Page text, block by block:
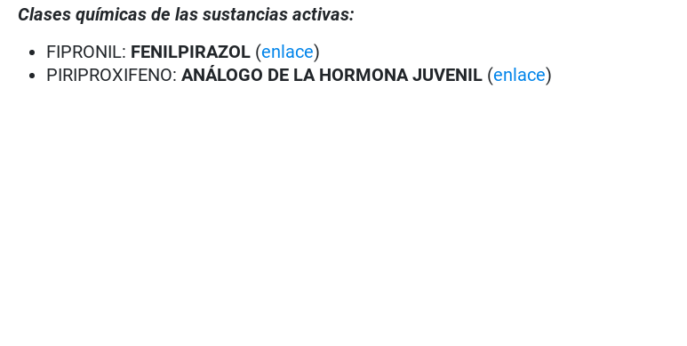
Clases químicas de las sustancias activas:
FIPRONIL: FENILPIRAZOL (enlace)
PIRIPROXIFENO:ANÁLOGO DE LA HORMONA JUVENIL (enlace)